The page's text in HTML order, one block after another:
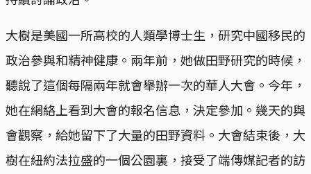
大樹是美國一所高校的人類學博士生，研究中國移民的
政治參與和精神健康。兩年前，她做田野研究的時候，
聽說了這個每隔兩年就會舉辦一次的華人大會。今年，
她在網絡上看到大會的報名信息，決定參加。幾天的與
會觀察，給她留下了大量的田野資料。大會結束後，大
樹在紐約法拉盛的一個公園裏，接受了端傳媒記者的訪